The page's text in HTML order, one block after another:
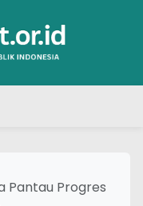
Pantau Progres